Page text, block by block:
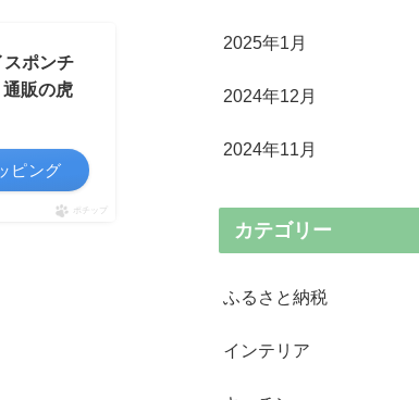
スポンチ
販の虎
ピング
ポチップ
2025年1月
2024年12月
2024年11月
カテゴリー
ふるさと納税
インテリア